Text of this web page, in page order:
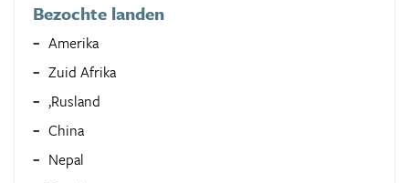
Bezochte landen
Amerika
Zuid Afrika
,Rusland
China
Nepal